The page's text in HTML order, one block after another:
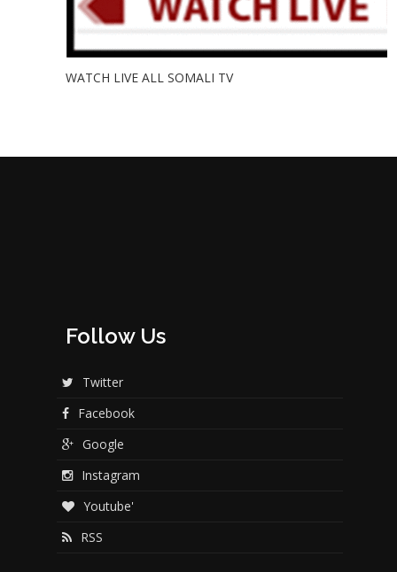
WATCH LIVE ALL SOMALI TV
Follow Us
Twitter
Facebook
Google
Instagram
Youtube'
RSS